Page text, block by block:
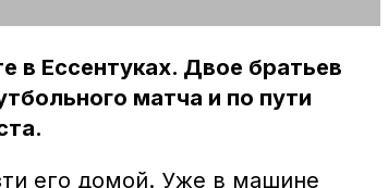
в Ессентуках. Двое братьев
матча и по пути
его домой. Уже в машине